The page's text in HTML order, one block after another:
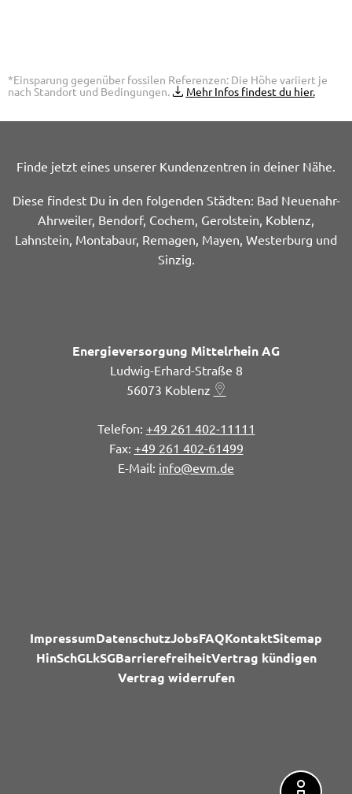
*Einsparung gegenüber fossilen Referenzen: Die Höhe variiert je
nach Standort und Bedingungen.
Mehr Infos findest du hier.
Finde jetzt eines unserer Kundenzentren in deiner Nähe.
Diese findest Du in den folgenden Städten: Bad Neuenahr-
Ahrweiler, Bendorf, Cochem, Gerolstein, Koblenz,
Lahnstein, Montabaur, Remagen, Mayen, Westerburg und
Sinzig.
Energieversorgung Mittelrhein AG
Ludwig-Erhard-Straße 8
56073 Koblenz
+49 261 402-11111
+49 261 402-61499
info@evm.de
ImpressumDatenschutzJobsFAQKontaktSitemap
HinSchGLkSGBarrierefreiheitVertrag kündigen
Vertrag widerrufen